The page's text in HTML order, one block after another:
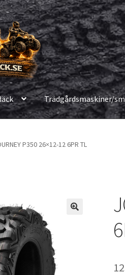
Trädgårdsmaskiner/
P350 26×12-12 6PR TL